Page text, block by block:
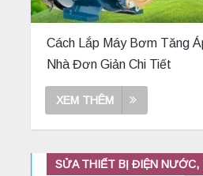
Cách Lắp Máy Bơm Tăng
Nhà Đơn Giản Chi Tiết
XEM THÊM
SỬA THIẾT BỊ ĐIỆN